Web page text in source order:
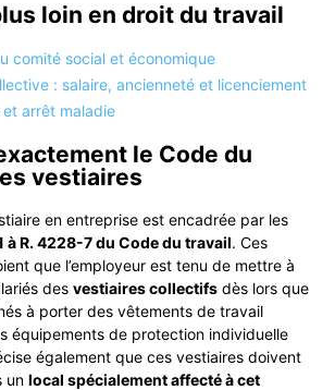
loin en droit du travail
comité social et économique
: salaire, ancienneté et licenciement
arrêt maladie
le Code du
vestiaires
en entreprise est encadrée par les
à R. 4228-7 du Code du travail. Ces
que l’employeur est tenu de mettre à
des vestiaires collectifs dès lors que
à porter des vêtements de travail
équipements de protection individuelle
également que ces vestiaires doivent
un local spécialement affecté à cet